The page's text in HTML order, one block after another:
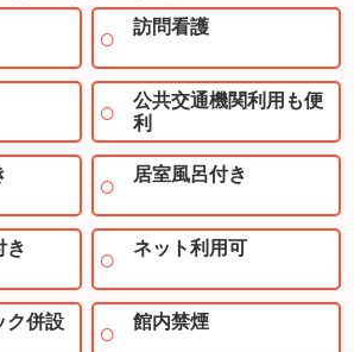
訪問看護
公共交通機関利用も便
利
居室風呂付き
き ネット利用可
ク併設 館内禁煙